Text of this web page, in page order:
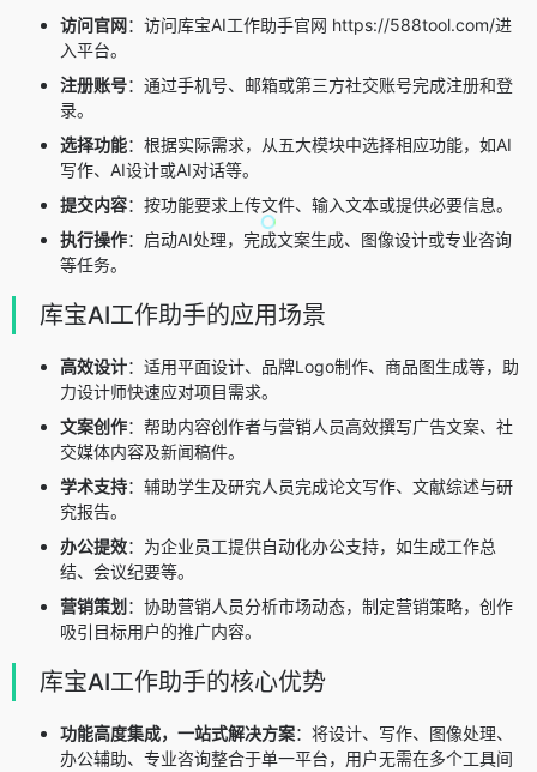
访问官网：访问库宝AI工作助手官网 https://588tool.com/进
入平台。
注册账号：通过手机号、邮箱或第三方社交账号完成注册和登
录。
选择功能：根据实际需求，从五大模块中选择相应功能，如AI
写作、AI设计或AI对话等。
提交内容：按功能要求上传文件、输入文本或提供必要信息。
执行操作：启动AI处理，完成文案生成、图像设计或专业咨询
等任务。
库宝AI工作助手的应用场景
高效设计：适用平面设计、品牌Logo制作、商品图生成等，助
力设计师快速应对项目需求。
文案创作：帮助内容创作者与营销人员高效撰写广告文案、社
交媒体内容及新闻稿件。
学术支持：辅助学生及研究人员完成论文写作、文献综述与研
究报告。
办公提效：为企业员工提供自动化办公支持，如生成工作总
结、会议纪要等。
营销策划 ：协助营销人员分析市场动态，制定营销策略，创作
吸引目标用户的推广内容。
库宝AI工作助手的核心优势
功能高度集成，一站式解决方案：将设计、写作、图像处理、
办公辅助、专业咨询整合于单一平台，用户无需在多个工具间